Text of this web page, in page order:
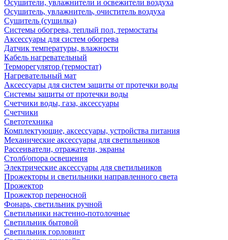
Осушители, увлажнители и освежители воздуха
Осушитель, увлажнитель, очиститель воздуха
Сушитель (сушилка)
Системы обогрева, теплый пол, термостаты
Аксессуары для систем обогрева
Датчик температуры, влажности
Кабель нагревательный
Терморегулятор (термостат)
Нагревательный мат
Аксессуары для систем защиты от протечки воды
Системы защиты от протечки воды
Счетчики воды, газа, аксессуары
Счетчики
Светотехника
Комплектующие, аксессуары, устройства питания
Механические аксессуары для светильников
Рассеиватели, отражатели, экраны
Столб/опора освещения
Электрические аксессуары для светильников
Прожекторы и светильники направленного света
Прожектор
Прожектор переносной
Фонарь, светильник ручной
Светильники настенно-потолочные
Светильник бытовой
Светильник горловинт